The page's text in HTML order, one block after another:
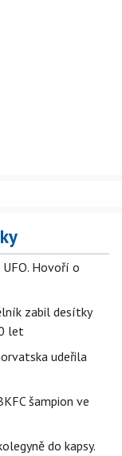
Hovoří o
zabil desítky
let
udeřila
šampion ve
do kapsy.